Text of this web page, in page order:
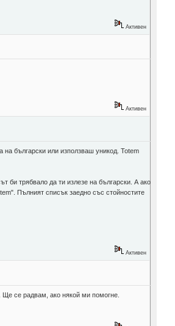
Активен
Активен
на български или използваш уникод. Totem
би трябвало да ти излезе на български. А ако
Пълният списък заедно със стойностите
Активен
се радвам, ако някой ми помогне.